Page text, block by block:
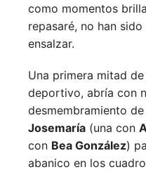
como momentos
repasaré, no han
ensalzar.
Una primera mitad
deportivo, abría con
desmembramiento de
Josemaría (una con
con Bea González)
abanico en los